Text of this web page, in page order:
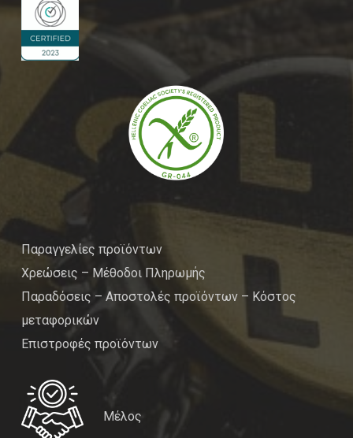
Παραγγελίες προϊόντων
Χρεώσεις – Μέθοδοι Πληρωμής
Παραδόσεις – Αποστολές προϊόντων – Κόστος
μεταφορικών
Επιστροφές προϊόντων
Μέλος